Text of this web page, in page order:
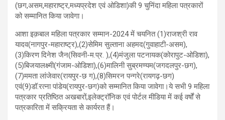
(छग,असम,महाराष्ट्र,मध्यप्रदेश एवं ओडिशा)की 9 चुनिंदा महिला पत्रकारों
को सम्मानित किया जावेगा।
आशा इक़बाल महिला पत्रकार सम्मान-2024 में चयनित (1)राजश्री राव
यादव(नागपुर-महाराष्ट्र),(2)सेमिम सुल्ताना अहमद(गुवाहाटी-असम),
(3)किरण दिनेश जैन(सिवनी-म.प्र. ),(4)मंजुला पटनायक(कोरापुट-ओडिशा),
(5)बिजयालक्ष्मी(गंजाम-ओडिशा),(6)मालिनी सुब्रमण्यम(जगदलपुर-छग),
(7)ममता लांजेवार(रायपुर-छ ग),(8)सिमरन पन्गरे(रायगढ़-छग)
एवं(9)डॉ.रत्ना पांडेय(रायपुर-छग)को सम्मानित किया जावेगा।ये सभी 9 महिला
पत्रकार प्रतिष्ठित अखबारों,इलेक्ट्रॉनिक एवं पोर्टल मीडिया में कई वर्षों से
पत्रकारिता में सक्रियता से कार्यरत हैं।